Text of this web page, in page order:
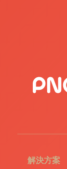
用品，讓
繫，同時
的贈品或
有您的企
不僅是一
解決方案